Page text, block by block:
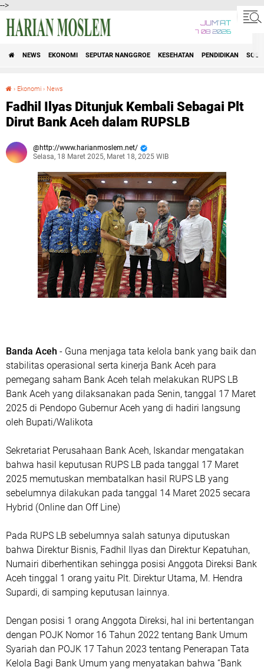
-->
JUM'AT
7 08 2026
NEWS EKONOMI SEPUTAR NANGGROE KESEHATAN PENDIDIKAN
› Ekonomi › News
Fadhil Ilyas Ditunjuk Kembali Sebagai Plt
Dirut Bank Aceh dalam RUPSLB
http://www.harianmoslem.net/
Selasa, 18 Maret 2025, Maret 18, 2025 WIB
Banda Aceh - Guna menjaga tata kelola bank yang baik dan
stabilitas operasional serta kinerja Bank Aceh para
pemegang saham Bank Aceh telah melakukan RUPS LB
Bank Aceh yang dilaksanakan pada Senin, tanggal 17 Maret
2025 di Pendopo Gubernur Aceh yang di hadiri langsung
oleh Bupati/Walikota
Sekretariat Perusahaan Bank Aceh, Iskandar mengatakan
bahwa hasil keputusan RUPS LB pada tanggal 17 Maret
2025 memutuskan membatalkan hasil RUPS LB yang
sebelumnya dilakukan pada tanggal 14 Maret 2025 secara
Hybrid (Online dan Off Line)
Pada RUPS LB sebelumnya salah satunya diputuskan
bahwa Direktur Bisnis, Fadhil Ilyas dan Direktur Kepatuhan,
Numairi diberhentikan sehingga posisi Anggota Direksi Bank
Aceh tinggal 1 orang yaitu Plt. Direktur Utama, M. Hendra
Supardi, di samping keputusan lainnya.
Dengan posisi 1 orang Anggota Direksi, hal ini bertentangan
dengan POJK Nomor 16 Tahun 2022 tentang Bank Umum
Syariah dan POJK 17 Tahun 2023 tentang Penerapan Tata
Kelola Bagi Bank Umum yang menyatakan bahwa “Bank